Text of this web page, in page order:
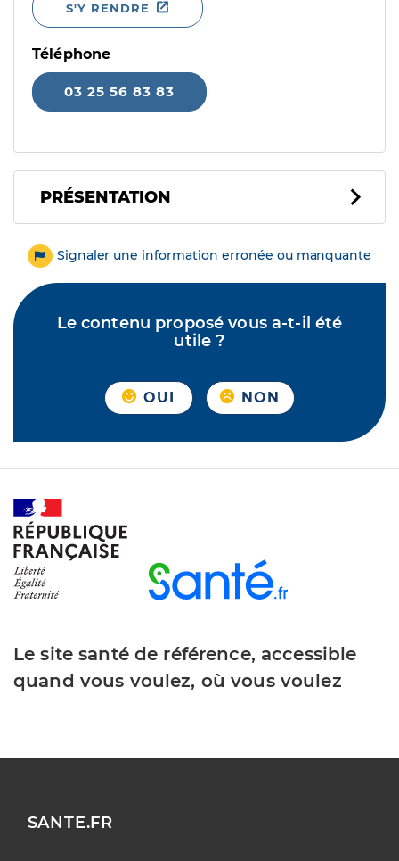
S'Y RENDRE
Téléphone
03 25 56 83 83
PRÉSENTATION
Signaler une information erronée ou manquante
Le contenu proposé vous a-t-il été
utile ?
OUI NON
Le site santé de référence, accessible
quand vous voulez, où vous voulez
SANTE.FR